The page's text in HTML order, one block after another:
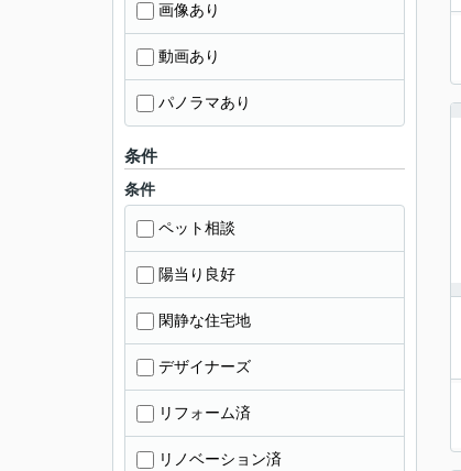
画像あり
動画あり
パノラマあり
条件
条件
ペット相談
陽当り良好
閑静な住宅地
デザイナーズ
リフォーム済
リノベーション済